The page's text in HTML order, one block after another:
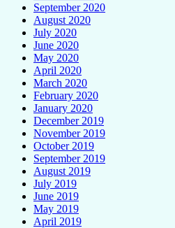
September 2020
August 2020
July 2020
June 2020
May 2020
April 2020
March 2020
February 2020
January 2020
December 2019
November 2019
October 2019
September 2019
August 2019
July 2019
June 2019
May 2019
April 2019